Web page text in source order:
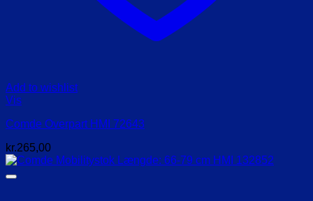
Add to wishlist
Vis
Comde Overpart HMI 72643
kr.265,00